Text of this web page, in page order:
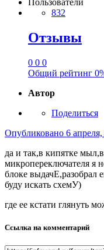
832
Отзывы
0 0 0
Общий рейтинг
Автор
Поделиться
Опубликовано 6
да и так,в кипятке
микропереключателя я
блоке выдачЕ,разобрал
буду искать схемУ)
где ее кстати глянуть
Ссылка на комментарий